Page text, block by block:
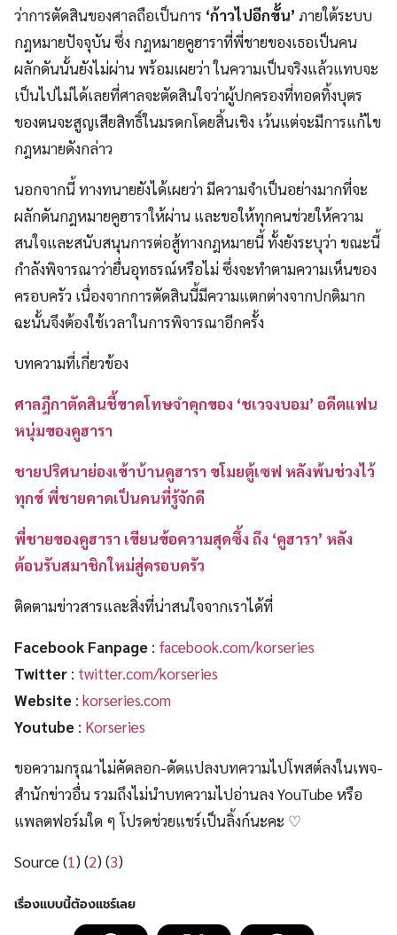
ว่าการตัดสินของศาลถือเป็นการ ‘ก้าวไปอีกขั้น’ ภายใต้ระบบ
กฎหมายปัจจุบัน ซึ่ง กฎหมายคูฮาราที่พี่ชายของเธอเป็นคน
ผลักดันนั้นยังไม่ผ่าน พร้อมเผยว่า ในความเป็นจริงแล้วแทบจะ
เป็นไปไม่ได้เลยที่ศาลจะตัดสินใจว่าผู้ปกครองที่ทอดทิ้งบุตร
ของตนจะสูญเสียสิทธิ์ในมรดกโดยสิ้นเชิง เว้นแต่จะมีการแก้ไข
กฎหมายดังกล่าว
นอกจากนี้ ทางทนายยังได้เผยว่า มีความจำเป็นอย่างมากที่จะ
ผลักดันกฎหมายคูฮาราให้ผ่าน และขอให้ทุกคนช่วยให้ความ
สนใจและสนับสนุนการต่อสู้ทางกฎหมายนี้ ทั้งยังระบุว่า ขณะนี้
กำลังพิจารณาว่ายื่นอุทธรณ์หรือไม่ ซึ่งจะทำตามความเห็นของ
ครอบครัว เนื่องจากการตัดสินนี้มีความแตกต่างจากปกติมาก
ฉะนั้นจึงต้องใช้เวลาในการพิจารณาอีกครั้ง
บทความที่เกี่ยวข้อง
ศาลฎีกาตัดสินชี้ขาดโทษจำคุกของ ‘ชเวจงบอม’ อดีตแฟน
หนุ่มของคูฮารา
ชายปริศนาย่องเข้าบ้านคูฮารา ขโมยตู้เซฟ หลังพ้นช่วงไว้
ทุกข์ พี่ชายคาดเป็นคนที่รู้จักดี
พี่ชายของคูฮารา เขียนข้อความสุดซึ้ง ถึง ‘คูฮารา’ หลัง
ต้อนรับสมาชิกใหม่สู่ครอบครัว
ติดตามข่าวสารและสิ่งที่น่าสนใจจากเราได้ที่
Facebook Fanpage : facebook.com/korseries
Twitter : twitter.com/korseries
Website : korseries.com
Youtube : Korseries
ขอความกรุณาไม่คัดลอก-ดัดแปลงบทความไปโพสต์ลงในเพจ-
สำนักข่าวอื่น รวมถึงไม่นำบทความไปอ่านลง YouTube หรือ
แพลตฟอร์มใด ๆ โปรดช่วยแชร์เป็นลิ้งก์นะคะ ♡
Source (1) (2) (3)